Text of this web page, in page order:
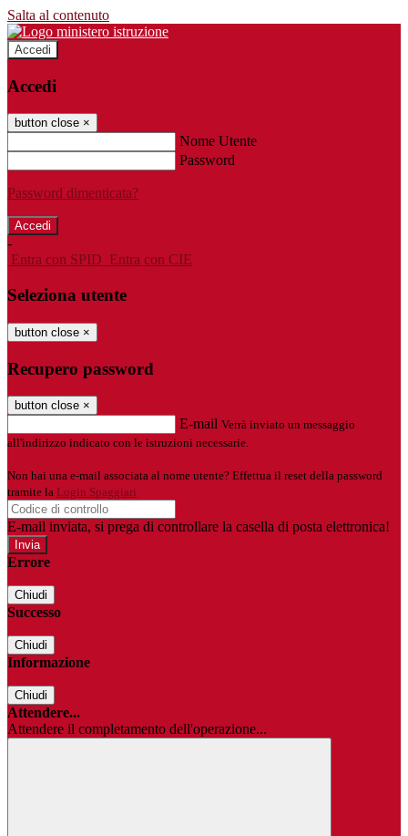
Salta al contenuto
Accedi
Accedi
button close ×
Nome Utente
Password
Password dimenticata?
-
Entra con SPID Entra con CIE
Seleziona utente
button close ×
Recupero password
button close ×
E-mail Verrà inviato un messaggio
all'indirizzo indicato con le istruzioni necessarie.
Non hai una e-mail associata al nome utente? Effettua il reset della password
tramite la Login Spaggiari
E-mail inviata, si prega di controllare la casella di posta elettronica!
Errore
Chiudi
Successo
Chiudi
Informazione
Chiudi
Attendere...
Attendere il completamento dell'operazione...